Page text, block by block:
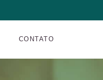
CONTATO